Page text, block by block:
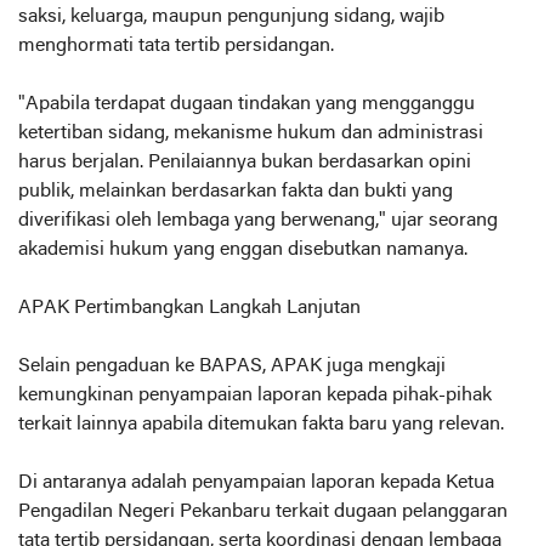
saksi, keluarga, maupun pengunjung sidang, wajib
menghormati tata tertib persidangan.
"Apabila terdapat dugaan tindakan yang mengganggu
ketertiban sidang, mekanisme hukum dan administrasi
harus berjalan. Penilaiannya bukan berdasarkan opini
publik, melainkan berdasarkan fakta dan bukti yang
diverifikasi oleh lembaga yang berwenang," ujar seorang
akademisi hukum yang enggan disebutkan namanya.
APAK Pertimbangkan Langkah Lanjutan
Selain pengaduan ke BAPAS, APAK juga mengkaji
kemungkinan penyampaian laporan kepada pihak-pihak
terkait lainnya apabila ditemukan fakta baru yang relevan.
Di antaranya adalah penyampaian laporan kepada Ketua
Pengadilan Negeri Pekanbaru terkait dugaan pelanggaran
tata tertib persidangan, serta koordinasi dengan lembaga